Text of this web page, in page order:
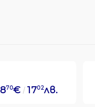
870€ 1702лв.